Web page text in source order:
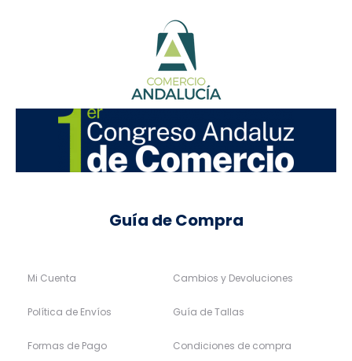
Guía de Compra
Mi Cuenta
Política de Envíos
Formas de Pago
Cambios y Devoluciones
Guía de Tallas
Condiciones de compra